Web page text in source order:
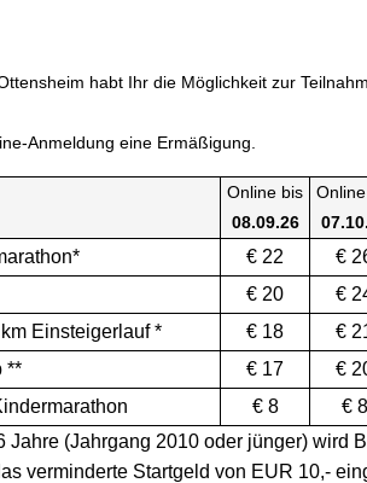
habt Ihr die Möglichkeit zur
Anmeldung eine Ermäßigung.
Online bis
08.09.26
€ 22 €
€ 20 €
Einsteigerlauf* € 18 €
**
€ 17 €
€ 8 € 8
(Jahrgang 2010 oder jünger) wird
verminderte Startgeld von EUR 10,-